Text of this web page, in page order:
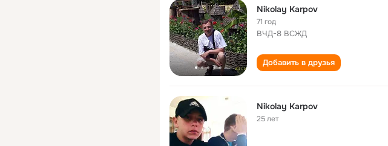
Nikolay Karpov
71 год
ВЧД-8 ВСЖД
Добавить в друзья
Nikolay Karpov
25 лет